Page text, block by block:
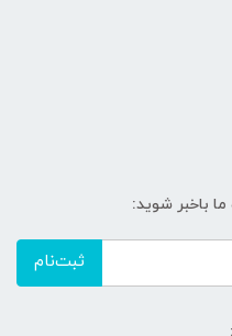
باخبر شوید:
ثبت‌نام